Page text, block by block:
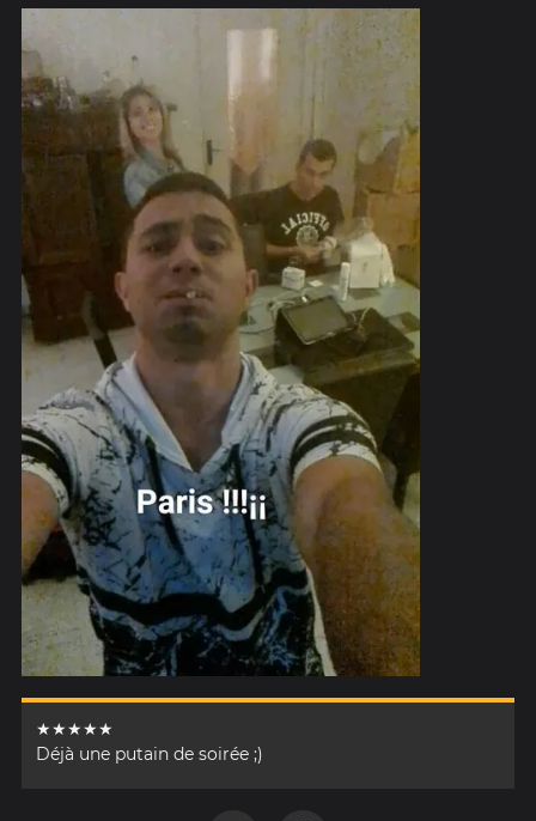
★★★★★
Déjà une putain de soirée ;)